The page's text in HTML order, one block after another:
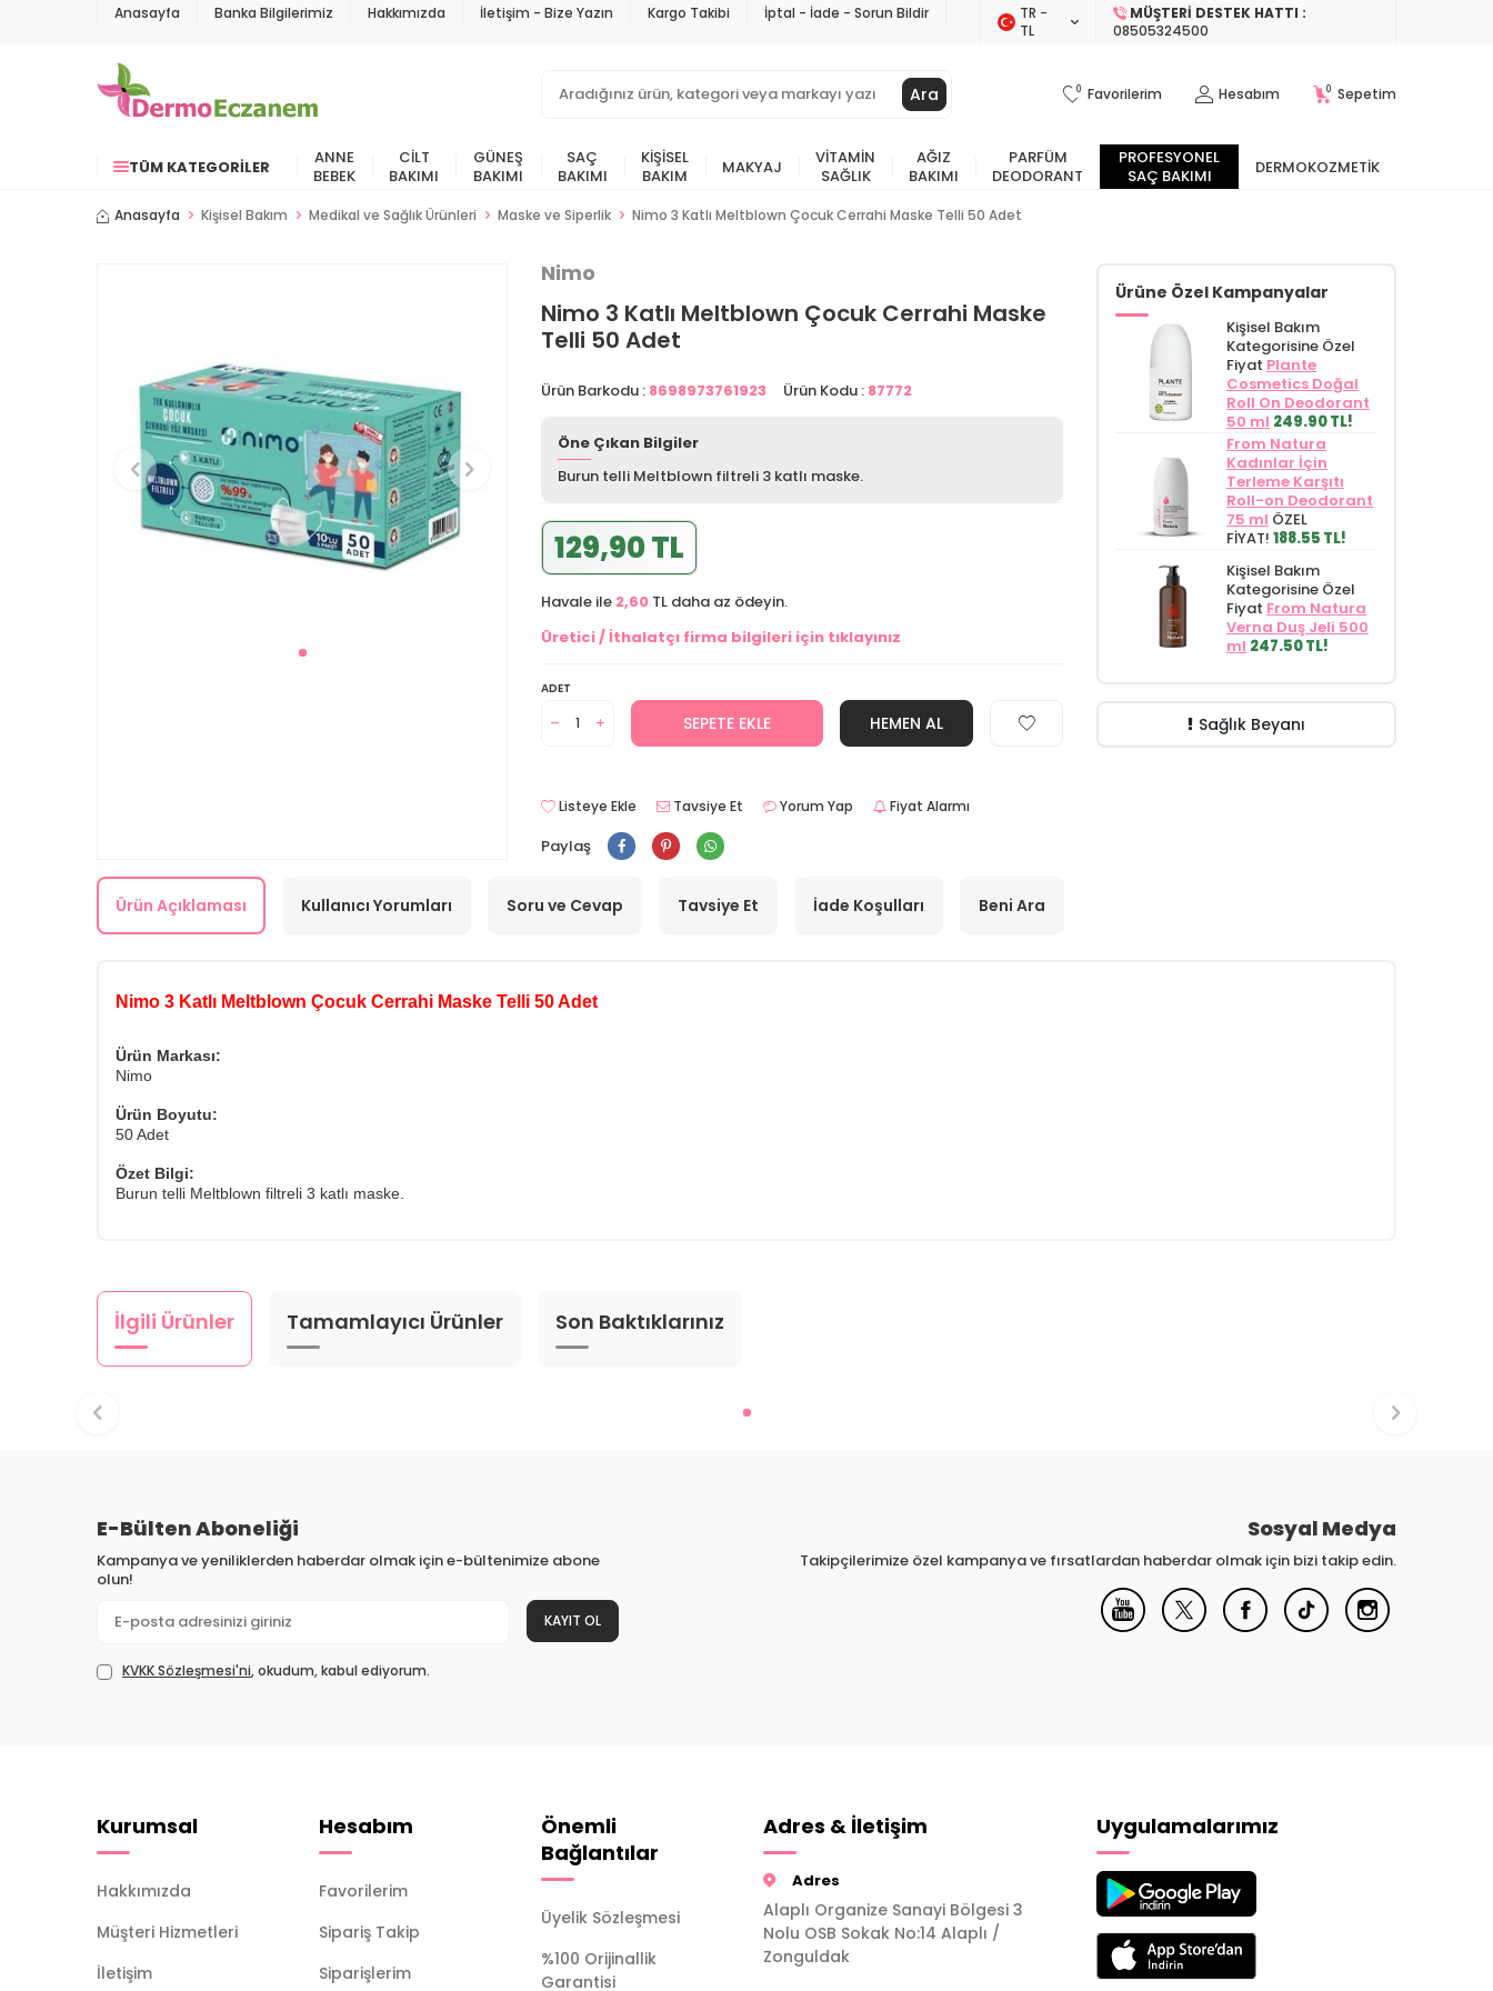
Anasayfa Banka Bilgilerimiz Hakkımızda İletişim - Bize Yazın Kargo Takibi İptal - İade - Sorun Bildir
TR −
TL
MÜŞTERI DESTEK HATTI :
08505324500
Ara 0 Favorilerim Hesabım 0 Sepetim
TÜM KATEGORILER
ANNE
BEBEK
CILT
BAKIMI
GÜNEŞ
BAKIMI
SAÇ
BAKIMI
KIŞISEL
BAKIM
MAKYAJ
VITAMIN
SAĞLIK
AĞIZ
BAKIMI
PARFÜM
DEODORANT
PROFESYONEL
SAÇ BAKIMI
DERMOKOZMETIK
Anasayfa Kişisel Bakım Medikal ve Sağlık Ürünleri Maske ve Siperlik Nimo 3 Katlı Meltblown Çocuk Cerrahi Maske Telli 50 Adet
Nimo
Nimo 3 Katlı Meltblown Çocuk Cerrahi Maske
Telli 50 Adet
Ürün Barkodu : 8698973761923 Ürün Kodu : 87772
Öne Çıkan Bilgiler
Burun telli Meltblown filtreli 3 katlı maske.
129,90 TL
Havale ile 2,60 TL daha az ödeyin.
Üretici / İthalatçı firma bilgileri için tıklayınız
ADET
SEPETE EKLE HEMEN AL
Listeye Ekle Tavsiye Et Yorum Yap Fiyat Alarmı
Paylaş
Ürüne Özel Kampanyalar
Kişisel Bakım
Kategorisine Özel
Fiyat Plante
Cosmetics Doğal
Roll On Deodorant
50 ml 249.90 TL!
From Natura
Kadınlar İçin
Terleme Karşıtı
Roll-on Deodorant
75 ml ÖZEL
FİYAT! 188.55 TL!
Kişisel Bakım
Kategorisine Özel
Fiyat From Natura
Verna Duş Jeli 500
ml 247.50 TL!
Sağlık Beyanı
Ürün Açıklaması Kullanıcı Yorumları Soru ve Cevap Tavsiye Et İade Koşulları Beni Ara
Nimo 3 Katlı Meltblown Çocuk Cerrahi Maske Telli 50 Adet
Ürün Markası:
Nimo
Ürün Boyutu:
50 Adet
Özet Bilgi:
Burun telli Meltblown filtreli 3 katlı maske.
İlgili Ürünler Tamamlayıcı Ürünler Son Baktıklarınız
E-Bülten Aboneliği
Kampanya ve yeniliklerden haberdar olmak için e-bültenimize abone
olun!
KAYIT OL
KVKK Sözleşmesi'ni, okudum, kabul ediyorum.
Sosyal Medya
Takipçilerimize özel kampanya ve fırsatlardan haberdar olmak için bizi takip edin.
Kurumsal
Hakkımızda
Müşteri Hizmetleri
İletişim
Hesabım
Favorilerim
Sipariş Takip
Siparişlerim
Önemli
Bağlantılar
Üyelik Sözleşmesi
%100 Orijinallik
Garantisi
Adres & İletişim
Adres
Alaplı Organize Sanayi Bölgesi 3
Nolu OSB Sokak No:14 Alaplı /
Zonguldak
Uygulamalarımız